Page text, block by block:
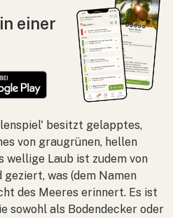
einer
besitzt gelapptes,
von graugrünen, hellen
wellige Laub ist zudem von
was (dem Namen
des Meeres erinnert. Es ist
sowohl als Bodendecker oder